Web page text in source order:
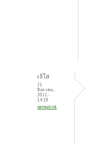
เจ้โส
21
สิงหาคม,
2011 -
14:18
permalink